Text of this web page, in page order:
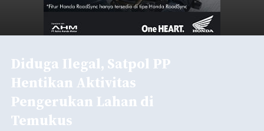
Diduga Ilegal, Satpol PP
Hentikan Aktivitas
Pengerukan Lahan di
Temukus